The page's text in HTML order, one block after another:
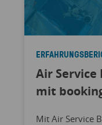
Air
mit
Mit Air Service